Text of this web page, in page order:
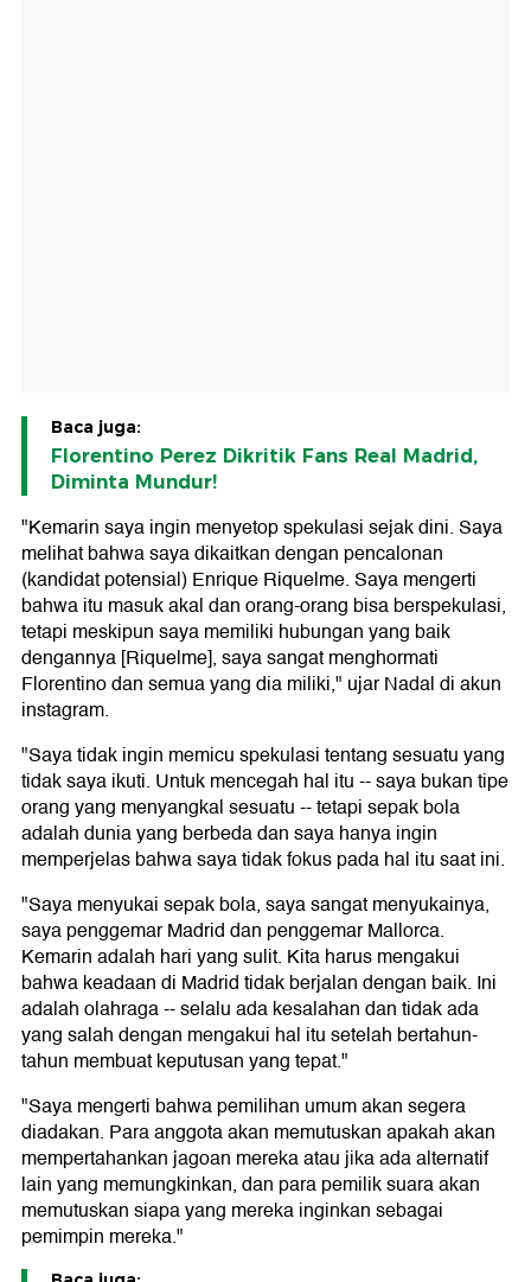
Baca juga:
Florentino Perez Dikritik Fans Real Madrid,
Diminta Mundur!
"Kemarin saya ingin menyetop spekulasi sejak dini. Saya
melihat bahwa saya dikaitkan dengan pencalonan
(kandidat potensial) Enrique Riquelme. Saya mengerti
bahwa itu masuk akal dan orang-orang bisa berspekulasi,
tetapi meskipun saya memiliki hubungan yang baik
dengannya [Riquelme], saya sangat menghormati
Florentino dan semua yang dia miliki," ujar Nadal di akun
instagram.
"Saya tidak ingin memicu spekulasi tentang sesuatu yang
tidak saya ikuti. Untuk mencegah hal itu -- saya bukan tipe
orang yang menyangkal sesuatu -- tetapi sepak bola
adalah dunia yang berbeda dan saya hanya ingin
memperjelas bahwa saya tidak fokus pada hal itu saat ini.
"Saya menyukai sepak bola, saya sangat menyukainya,
saya penggemar Madrid dan penggemar Mallorca.
Kemarin adalah hari yang sulit. Kita harus mengakui
bahwa keadaan di Madrid tidak berjalan dengan baik. Ini
adalah olahraga -- selalu ada kesalahan dan tidak ada
yang salah dengan mengakui hal itu setelah bertahun-
tahun membuat keputusan yang tepat."
"Saya mengerti bahwa pemilihan umum akan segera
diadakan. Para anggota akan memutuskan apakah akan
mempertahankan jagoan mereka atau jika ada alternatif
lain yang memungkinkan, dan para pemilik suara akan
memutuskan siapa yang mereka inginkan sebagai
pemimpin mereka."